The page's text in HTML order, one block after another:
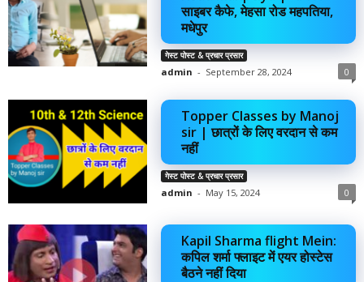
साइबर कैफे, मेहसा रोड महपतिया,
मधेपुर
गेस्ट पोस्ट & प्रचार प्रसार
admin - September 28, 2024 0
Topper Classes by Manoj
sir | छात्रों के लिए वरदान से कम
नहीं
गेस्ट पोस्ट & प्रचार प्रसार
admin - May 15, 2024 0
Kapil Sharma flight Mein:
कपिल शर्मा फ्लाइट में एयर होस्टेस
बैठने नहीं दिया